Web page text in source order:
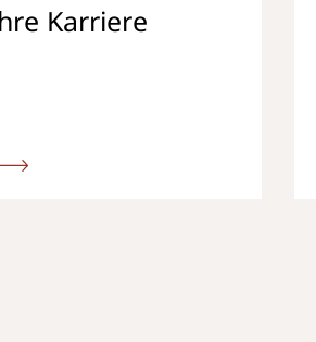
Karriere